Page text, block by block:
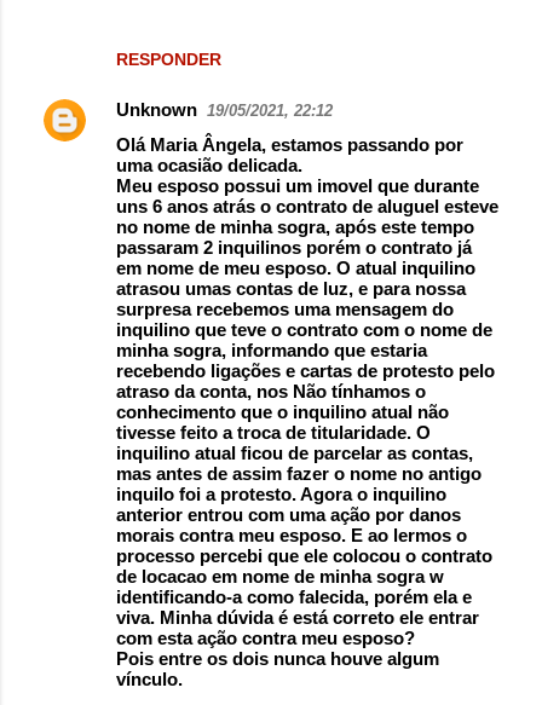
RESPONDER
Unknown 19/05/2021, 22:12
Olá Maria Ângela, estamos passando por
uma ocasião delicada.
Meu esposo possui um imovel que durante
uns 6 anos atrás o contrato de aluguel esteve
no nome de minha sogra, após este tempo
passaram 2 inquilinos porém o contrato já
em nome de meu esposo. O atual inquilino
atrasou umas contas de luz, e para nossa
surpresa recebemos uma mensagem do
inquilino que teve o contrato com o nome de
minha sogra, informando que estaria
recebendo ligações e cartas de protesto pelo
atraso da conta, nos Não tínhamos o
conhecimento que o inquilino atual não
tivesse feito a troca de titularidade. O
inquilino atual ficou de parcelar as contas,
mas antes de assim fazer o nome no antigo
inquilo foi a protesto. Agora o inquilino
anterior entrou com uma ação por danos
morais contra meu esposo. E ao lermos o
processo percebi que ele colocou o contrato
de locacao em nome de minha sogra w
identificando-a como falecida, porém ela e
viva. Minha dúvida é está correto ele entrar
com esta ação contra meu esposo?
Pois entre os dois nunca houve algum
vínculo.